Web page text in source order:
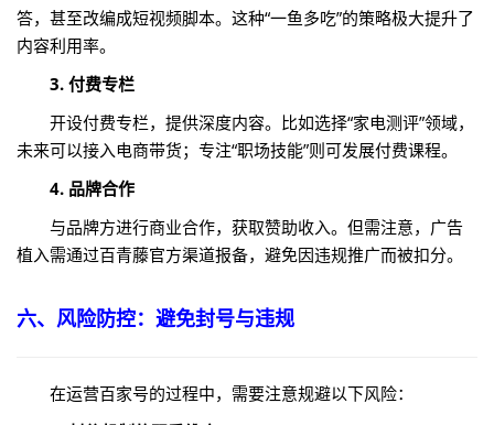
答，甚至改编成短视频脚本。这种“一鱼多吃”的策略极大提升了
内容利用率。
3. 付费专栏
开设付费专栏，提供深度内容。比如选择“家电测评”领域，
未来可以接入电商带货；专注“职场技能”则可发展付费课程。
4. 品牌合作
与品牌方进行商业合作，获取赞助收入。但需注意，广告
植入需通过百青藤官方渠道报备，避免因违规推广而被扣分。
六、风险防控：避免封号与违规
在运营百家号的过程中，需要注意规避以下风险：